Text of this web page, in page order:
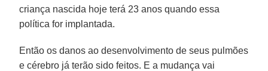
criança nascida hoje terá 23 anos quando essa
política for implantada.
Então os danos ao desenvolvimento de seus pulmões
e cérebro já terão sido feitos. E a mudança vai